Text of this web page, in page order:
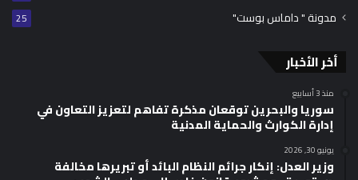
مدونة " داماس بوست" 25
أخر الأخبار
منذ 3 أسابيع
سوريا والبحرين توقعان مذكرة تفاهم لتعزيز التعاون في
إدارة الكوارث والحماية المدنية
يونيو 30, 2026
وزير العدل: إنكار جرائم النظام البائد أو تبريرها مخالفة